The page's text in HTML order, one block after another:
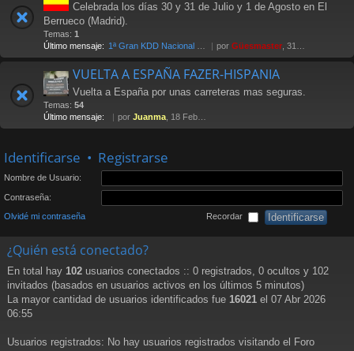
Celebrada los días 30 y 31 de Julio y 1 de Agosto en El
Berrueco (Madrid).
Temas: 1
Último mensaje: 1ª Gran KDD Nacional 2004 por Güesmaster , 31 Oct 2005 11:37
VUELTA A ESPAÑA FAZER-HISPANIA
Vuelta a España por unas carreteras mas seguras.
Temas: 54
Último mensaje:
por Juanma , 18 Feb 2013 12:27
Identificarse • Registrarse
Nombre de Usuario:
Contraseña:
Olvidé mi contraseña Recordar
¿Quién está conectado?
En total hay 102 usuarios conectados :: 0 registrados, 0 ocultos y 102
invitados (basados en usuarios activos en los últimos 5 minutos)
La mayor cantidad de usuarios identificados fue 16021 el 07 Abr 2026
06:55
Usuarios registrados: No hay usuarios registrados visitando el Foro